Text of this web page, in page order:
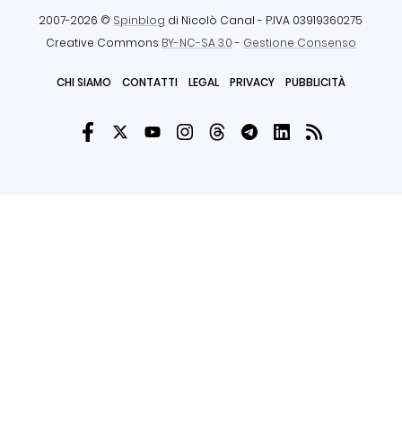
2007-2026 © Spinblog di Nicolò Canal - P.IVA 03919360275
Creative Commons BY-NC-SA 3.0- Gestione Consenso
CHI SIAMO CONTATTI LEGAL PRIVACY PUBBLICITÀ